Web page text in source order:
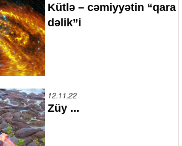
Kütlə – cəmiyyətin “qara
dəlik”i
12.11.22
Züy ...